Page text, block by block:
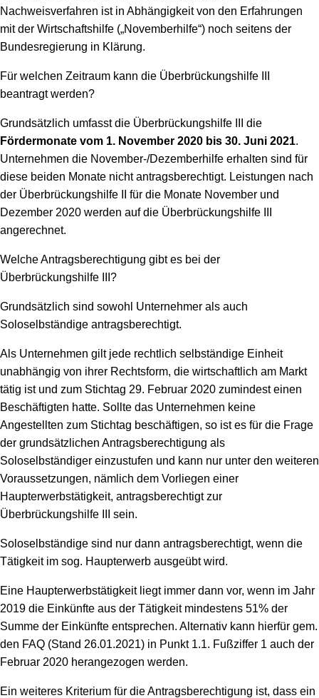
Nachweisverfahren ist in Abhängigkeit von den Erfahrungen
mit der Wirtschaftshilfe („Novemberhilfe“) noch seitens der
Bundesregierung in Klärung.
Für welchen Zeitraum kann die Überbrückungshilfe III
beantragt werden?
Grundsätzlich umfasst die Überbrückungshilfe III die
Fördermonate vom 1. November 2020 bis 30. Juni 2021.
Unternehmen die November-/Dezemberhilfe erhalten sind für
diese beiden Monate nicht antragsberechtigt. Leistungen nach
der Überbrückungshilfe II für die Monate November und
Dezember 2020 werden auf die Überbrückungshilfe III
angerechnet.
Welche Antragsberechtigung gibt es bei der
Überbrückungshilfe III?
Grundsätzlich sind sowohl Unternehmer als auch
Soloselbständige antragsberechtigt.
Als Unternehmen gilt jede rechtlich selbständige Einheit
unabhängig von ihrer Rechtsform, die wirtschaftlich am Markt
tätig ist und zum Stichtag 29. Februar 2020 zumindest einen
Beschäftigten hatte. Sollte das Unternehmen keine
Angestellten zum Stichtag beschäftigen, so ist es für die Frage
der grundsätzlichen Antragsberechtigung als
Soloselbständiger einzustufen und kann nur unter den weiteren
Voraussetzungen, nämlich dem Vorliegen einer
Haupterwerbstätigkeit, antragsberechtigt zur
Überbrückungshilfe III sein.
Soloselbständige sind nur dann antragsberechtigt, wenn die
Tätigkeit im sog. Haupterwerb ausgeübt wird.
Eine Haupterwerbstätigkeit liegt immer dann vor, wenn im Jahr
2019 die Einkünfte aus der Tätigkeit mindestens 51% der
Summe der Einkünfte entsprechen. Alternativ kann hierfür gem.
den FAQ (Stand 26.01.2021) in Punkt 1.1. Fußziffer 1 auch der
Februar 2020 herangezogen werden.
Ein weiteres Kriterium für die Antragsberechtigung ist, dass ein